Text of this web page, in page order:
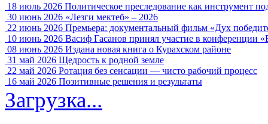
18 июль 2026 Политическое преследование как инструмент
30 июнь 2026 «Лезги мектеб» – 2026
22 июнь 2026 Премьера: документальный фильм «Дух
10 июнь 2026 Васиф Гасанов принял участие в конференции
08 июнь 2026 Издана новая книга о Курахском районе
31 май 2026 Щедрость к родной земле
22 май 2026 Ротация без сенсации — чисто рабочий процесс
16 май 2026 Позитивные решения и результаты
Загрузка...